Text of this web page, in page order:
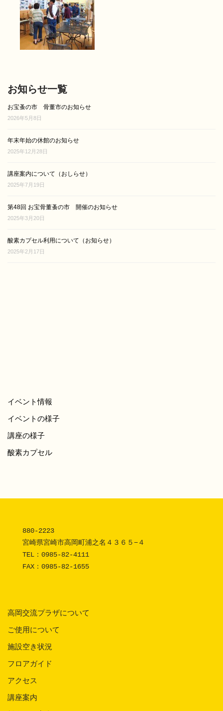
お知らせ一覧
お宝蚤の市 骨董市のお知らせ
2026年5月8日
年末年始の休館のお知らせ
2025年12月28日
講座案内について（おしらせ）
2025年7月19日
第48回 お宝骨董蚤の市 開催のお知らせ
2025年3月20日
酸素カプセル利用について（お知らせ）
2025年2月17日
イベント情報
イベントの様子
講座の様子
酸素カプセル
880-2223
宮崎県宮崎市高岡町浦之名４３６５−４
TEL： 0985-82-4111
FAX：0985-82-1655
高岡交流プラザについて
ご使用について
施設空き状況
フロアガイド
アクセス
講座案内